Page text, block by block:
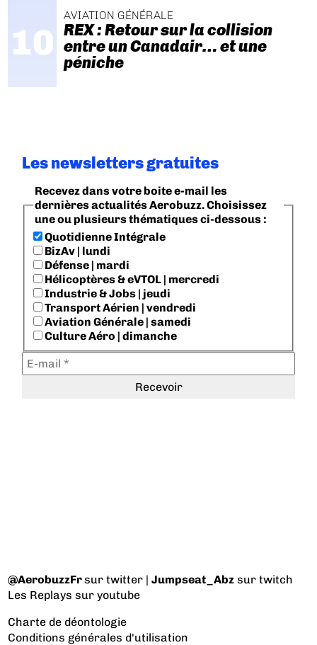
AVIATION GÉNÉRALE
REX : Retour sur la collision
entre un Canadair… et une
péniche
Les newsletters gratuites
Recevez dans votre boite e-mail les
dernières actualités Aerobuzz. Choisissez
une ou plusieurs thématiques ci-dessous :
Quotidienne Intégrale
BizAv | lundi
Défense | mardi
Hélicoptères & eVTOL | mercredi
Industrie & Jobs | jeudi
Transport Aérien | vendredi
Aviation Générale | samedi
Culture Aéro | dimanche
@AerobuzzFrsur twitter |Jumpseat_Abz sur twitch
Les Replays sur youtube
Charte de déontologie
Conditions générales d'utilisation